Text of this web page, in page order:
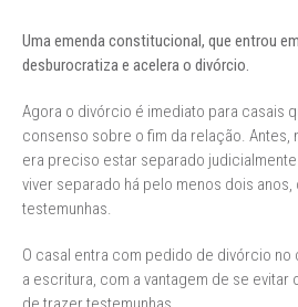
Uma emenda constitucional, que entrou
desburocratiza e acelera o divórcio.
Agora o divórcio é imediato para casais
consenso sobre o fim da relação. Antes,
era preciso estar separado
viver separado há pelo menos dois
testemunhas.
O casal entra com pedido de divórcio no
a escritura, com a vantagem de se